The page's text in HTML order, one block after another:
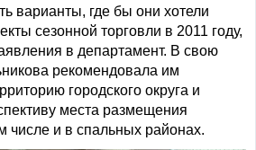
варианты, где бы они хотели
сезонной торговли в 2011 году,
в департамент. В свою
рекомендовала им
городского округа и
места размещения
числе и в спальных районах.